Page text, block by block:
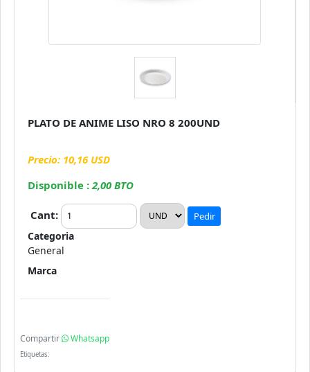
PLATO DE ANIME LISO NRO 8 200UND
Precio: 10,16 USD
Disponible :2,00 BTO
Cant: Pedir
Categoria
General
Marca
Compartir Whatsapp
Etiquetas: